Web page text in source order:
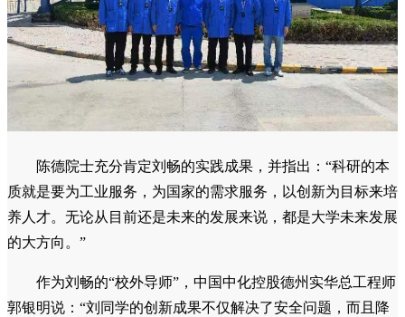
陈德院士充分肯定刘畅的实践成果，并指出：“科研的本
质就是要为工业服务，为国家的需求服务，以创新为目标来培
养人才。无论从目前还是未来的发展来说，都是大学未来发展
的大方向。”
作为刘畅的“校外导师”，中国中化控股德州实华总工程师
郭银明说：“刘同学的创新成果不仅解决了安全问题，而且降